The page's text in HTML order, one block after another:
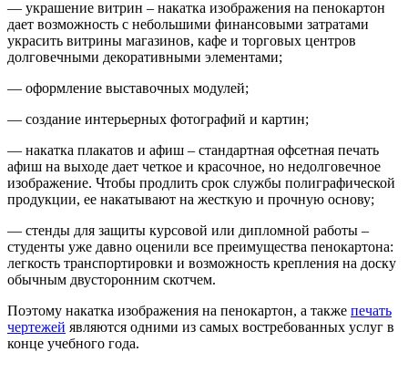
— украшение витрин – накатка изображения на пенокартон
дает возможность с небольшими финансовыми затратами
украсить витрины магазинов, кафе и торговых центров
долговечными декоративными элементами;
— оформление выставочных модулей;
— создание интерьерных фотографий и картин;
— накатка плакатов и афиш – стандартная офсетная печать
афиш на выходе дает четкое и красочное, но недолговечное
изображение. Чтобы продлить срок службы полиграфической
продукции, ее накатывают на жесткую и прочную основу;
— стенды для защиты курсовой или дипломной работы –
студенты уже давно оценили все преимущества пенокартона:
легкость транспортировки и возможность крепления на доску
обычным двусторонним скотчем.
Поэтому накатка изображения на пенокартон, а также печать
чертежей являются одними из самых востребованных услуг в
конце учебного года.